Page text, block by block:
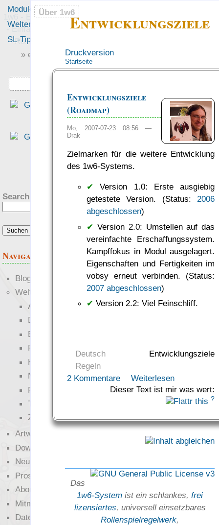
1w6 - Ein Würfel System
- Einfach saubere, freie
Rollenspiel-Regeln
Entwicklungsziele
Druckversion
Startseite
Entwicklungsziele
(Roadmap)
Mo, 2007-07-23 08:56 —
Drak
Zielmarken für die weitere Entwicklung
des 1w6-Systems.
✔ Version 1.0: Erste ausgiebig
getestete Version. (Status:2006
abgeschlossen)
✔ Version 2.0: Umstellen auf das
vereinfachte Erschaffungssystem.
Kampffokus in Modul ausgelagert.
Eigenschaften und Fertigkeiten im
vobsy erneut verbinden. (Status:
2007 abgeschlossen)
✔ Version 2.2: Viel Feinschliff.
Deutsch
Entwicklungsziele
Regeln
2 Kommentare
Weiterlesen
Dieser Text ist mir was wert:
?
Das
1w6-System ist ein schlankes,frei
lizensiertes, universell einsetz­bares
Rollen­spielregel­werk,
Über 1w6
Module
Welten
Foren
SL-Tipps
» einfach saubere «
» Regeln «
Über 1w6
?
Search this site:
Navigation
Blogs
Welten
Ante Portas
Die neuen Lande
EWS-X
Freihändler
Hinter der Welt
Magie
RaumZeit
Technophob
Zettel-RPG
Artwork
Downloads
Neuigkeiten
Prosa
Abonnieren
Mitmachen
Datenschutz
„Das Regelwerk
Träume zu diesem
[eigene
sollte… auf
Hintergründe und
anwendbar sein…
bieten… [und] frei sein…
wer hätte das gedacht,
1W6-System erfüllt alle
Anforderungen.“
— RowC
was Leute sagen…